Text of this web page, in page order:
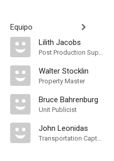
Equipo
Lilith Jacobs
Post Production Supervisor
Walter Stocklin
Property Master
Bruce Bahrenburg
Unit Publicist
John Leonidas
Transportation Captain